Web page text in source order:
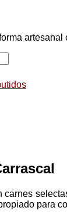
carnes
para